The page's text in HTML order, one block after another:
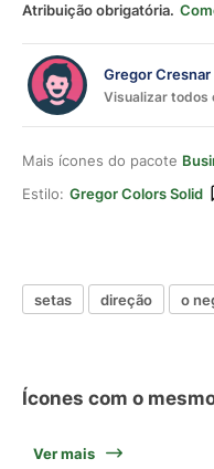
Atribuição obrigatória.
Gregor Cresnar
Visualizar todos
Mais ícones do pacote
Estilo: Gregor Colors Solid
setas direção o
Ícones com o
Ver mais